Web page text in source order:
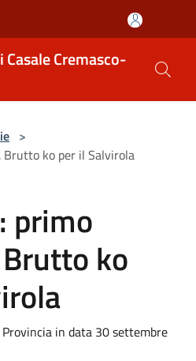
Casale Cremasco-
>
Brutto ko per il Salvirola
primo
ko
in data 30 settembre